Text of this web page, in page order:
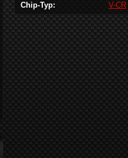
Chip-Typ:
V-CR